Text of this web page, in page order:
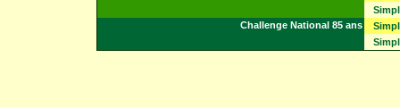
Challenge National 85 ans